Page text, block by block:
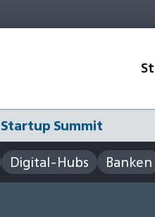
Startup Summit
Digital-Hubs Banken